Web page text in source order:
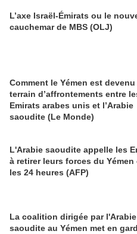
L’axe Israël-Émirats ou le
cauchemar de MBS (OLJ)
Comment le Yémen est devenu
terrain d’affrontements entre
Emirats arabes unis et l’Arabie
saoudite (Le Monde)
L'Arabie saoudite appelle les
à retirer leurs forces du Yémen
les 24 heures (AFP)
La coalition dirigée par l'Arabie
saoudite au Yémen met en